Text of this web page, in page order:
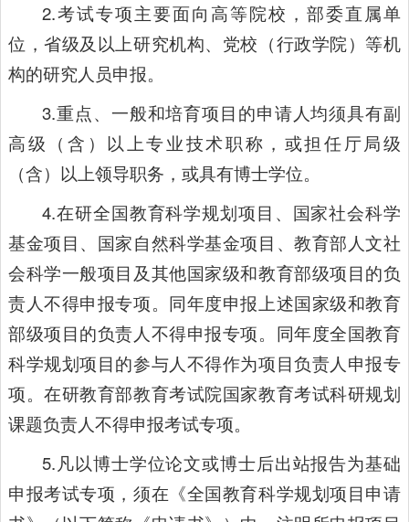
2.考试专项主要面向高等院校，部委直属单
位，省级及以上研究机构、党校（行政学院）等机
构的研究人员申报。
3.重点、一般和培育项目的申请人均须具有副
高级（含）以上专业技术职称，或担任厅局级
（含）以上领导职务，或具有博士学位。
4.在研全国教育科学规划项目、国家社会科学
基金项目、国家自然科学基金项目、教育部人文社
会科学一般项目及其他国家级和教育部级项目的负
责人不得申报专项。同年度申报上述国家级和教育
部级项目的负责人不得申报专项。同年度全国教育
科学规划项目的参与人不得作为项目负责人申报专
项。在研教育部教育考试院国家教育考试科研规划
课题负责人不得申报考试专项。
5.凡以博士学位论文或博士后出站报告为基础
申报考试专项，须在《全国教育科学规划项目申请